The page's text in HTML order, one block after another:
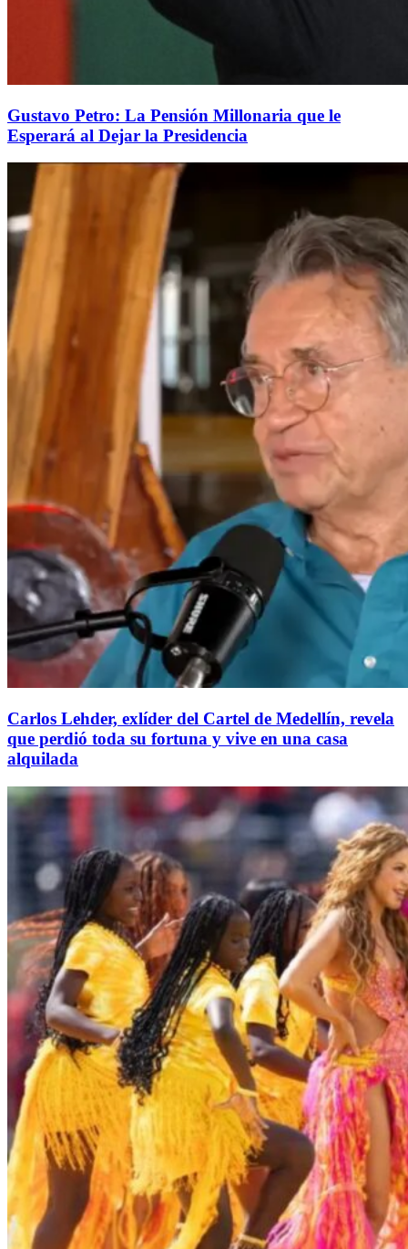
Gustavo Petro: La Pensión Millonaria que le
Esperará al Dejar la Presidencia
Carlos Lehder, exlíder del Cartel de Medellín, revela
que perdió toda su fortuna y vive en una casa
alquilada